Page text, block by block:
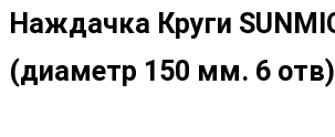
Наждачка Круги
(диаметр 150 мм. 6